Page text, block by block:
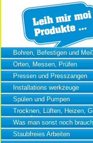
Bohren, Befestigen und
Orten, Messen, Prüfen
Pressen und Presszangen
Installations werkzeuge
Spülen und Pumpen
Trocknen, Lüften, Heizen,
neutralisierung
Was man sonst noch
Staubfreies Arbeiten